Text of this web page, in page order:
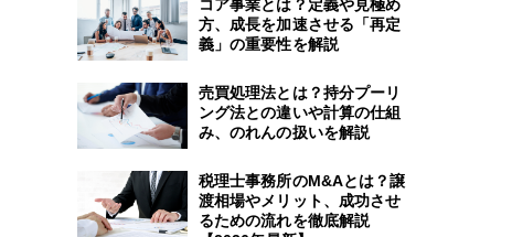
コア事業とは？定義や見極め
方、成長を加速させる「再定
義」の重要性を解説
売買処理法とは？持分プーリ
ング法との違いや計算の仕組
み、のれんの扱いを解説
税理士事務所のM&Aとは？譲
渡相場やメリット、成功させ
るための流れを徹底解説